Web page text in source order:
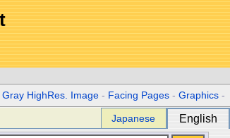
Gray HighRes. Image - Facing Pages -Graphics -
Japanese English